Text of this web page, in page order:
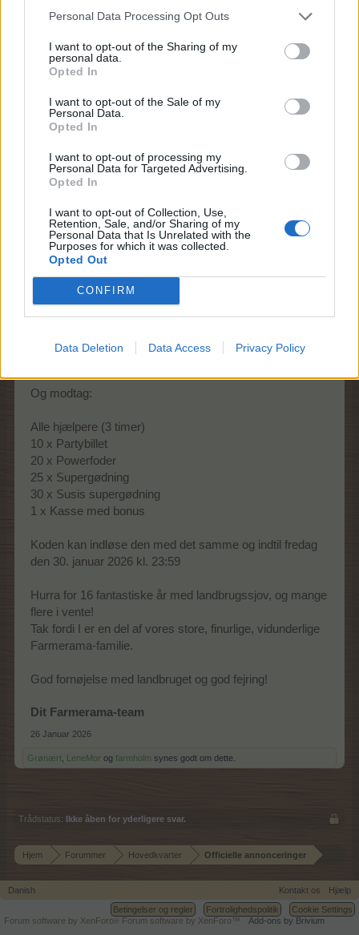
Personal Data Processing Opt Outs
I want to opt-out of the Sharing of my
personal data.
Opted In
I want to opt-out of the Sale of my
Personal Data.
Opted In
I want to opt-out of processing my
Personal Data for Targeted Advertising.
Opted In
I want to opt-out of Collection, Use,
Retention, Sale, and/or Sharing of my
Personal Data that Is Unrelated with the
Purposes for which it was collected.
Opted Out
CONFIRM
Data Deletion Data Access Privacy Policy
eller lige er kommet ud på markerne for nylig — er I en
vigtig del
af denne historie.
Lad os også rulle den røde løber af høballer ud
for vores fantastiske moderatorteam!
spørgsmål med lynets hast,
hjælper med at løse vanskelige problemer og drysser
ekstra sjov oveni det hele.
De er de stille kræfter i baggrunden, der sørger for, at
farmen forbliver solrig og sikker.
Moderatorer, I er fantastiske — og vi sætter mere pris på
jer, end ord kan udøse!
Få fat i dine fødselsdagsgodter!
En Farmerama-fødselsdag uden gaver? Umuligt!
Og modtag:
Alle hjælpere (3 timer)
10 x Partybillet
20 x Powerfoder
25 x Supergødning
30 x Susis supergødning
1 x Kasse med bonus
Koden kan indløse den med det samme og indtil fredag
den 30. januar 2026 kl. 23:59
Hurra for 16 fantastiske år med landbrugssjov, og mange
flere i vente!
Tak fordi I er en del af vores store, finurlige, vidunderlige
Farmerama-familie.
God fornøjelse med landbruget og god fejring!
Dit Farmerama-team
26 Januar 2026
Grønært LeneMor og farmholm synes godt om dette.
Trådstatus: Ikke åben for yderligere svar.
Hjem Forummer Hovedkvarter Officielle annonceringer
Danish Kontakt os
Hjælp
Betingelser og regler
Fortrolighedspolitik
Cookie Settings
Forum software by XenForo ® Forum software by XenForo™ Add-ons by Brivium